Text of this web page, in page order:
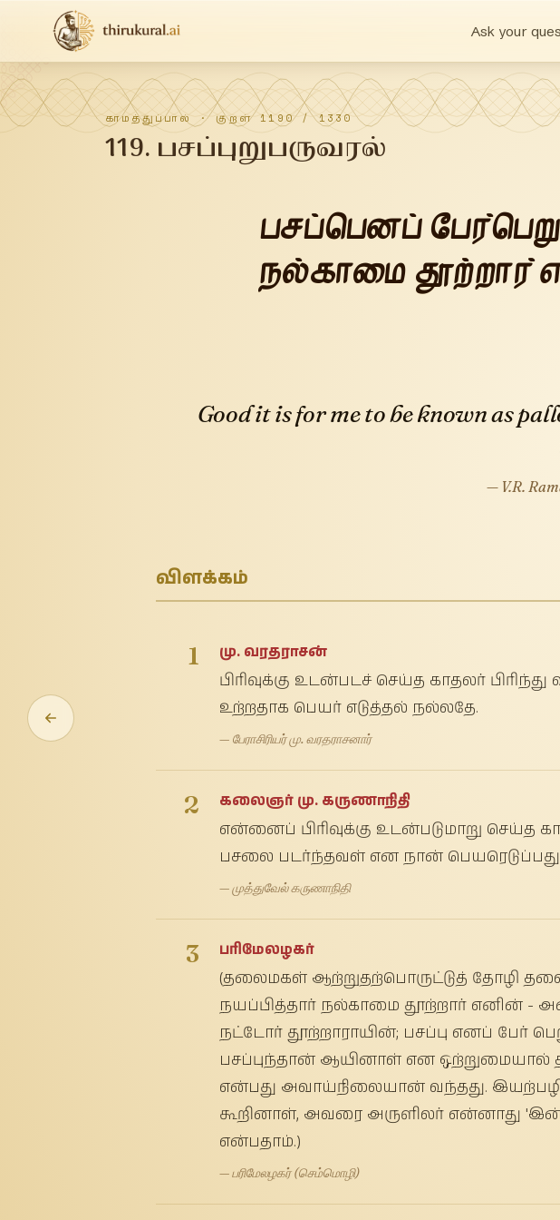
Ask your
காமத்துப்பால் · குறள்1190/1330
119. பசப்புறுபருவரல்
பசப்பெனப்
நல்காமை தூற்றார்
Good it is for me to be known as
— V.R.
விளக்கம்
1 மு. வரதராசன்
பிரிவுக்கு உடன்படச் செய்த காதலர்
உற்றதாக பெயர் எடுத்தல் நல்லதே.
— பேராசிரியர் மு. வரதராசனார்
2 கலைஞர் மு. கருணாநிதி
என்னைப் பிரிவுக்கு உடன்படுமாறு
பசலை படர்ந்தவள் என நான்
— முத்துவேல் கருணாநிதி
3 பரிமேலழகர்
(தலைமகள் ஆற்றுதற்பொருட்டுத் தோழி
நயப்பித்தார் நல்காமை தூற்றார் எனின் -
நட்டோர் தூற்றாராயின்; பசப்பு எனப் பேர்
பசப்புந்தான் ஆயினாள் என ஒற்றுமையால்
என்பது அவாய்நிலையான் வந்தது.
கூறினாள், அவரை அருளிலர் என்னாது
என்பதாம்.)
— பரிமேலழகர் (செம்மொழி)